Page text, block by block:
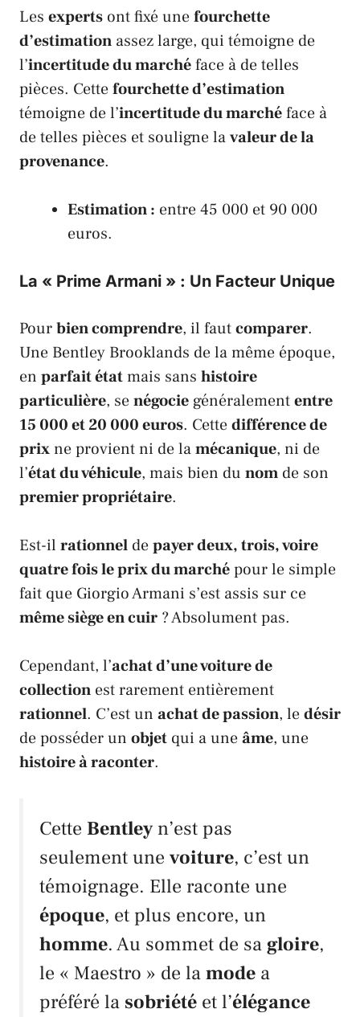
Les experts ont fixé unefourchette
d’estimation assez large, qui témoigne de
l’incertitude du marchéface à de telles
pièces. Cettefourchette d’estimation
témoigne de l’incertitude du marchéface à
de telles pièces et souligne lavaleur de la
provenance.
Estimation : entre 45 000 et 90 000
euros.
La « Prime Armani » : Un Facteur Unique
Pourbien comprendre, il fautcomparer.
Une Bentley Brooklands de la même époque,
en parfait étatmais sans histoire
particulière, senégocie généralemententre
15 000 et 20 000 euros. Cettedifférence de
prixne provient ni de lamécanique, ni de
l’état du véhicule, mais bien du nom de son
premier propriétaire.
Est-il rationnel depayer deux, trois, voire
quatre fois le prix du marchépour le simple
fait que Giorgio Armani s’est assis sur ce
même siège en cuir ? Absolument pas.
Cependant, l’achat d’une voiture de
collection est rarement entièrement
rationnel. C’est un achat de passion, ledésir
de posséder un objet qui a uneâme, une
histoire à raconter.
Cette Bentley n’est pas
seulement une voiture, c’est un
témoignage. Elle raconte une
époque, et plus encore, un
homme. Au sommet de sa gloire,
le « Maestro » de lamode a
préféré la sobriété et l’élégance